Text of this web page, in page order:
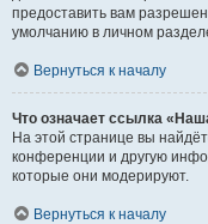
предоставить вам
умолчанию в личном
Вернуться к началу
Что означает ссылка
На этой странице вы
конференции и другую
которые они модерируют.
Вернуться к началу